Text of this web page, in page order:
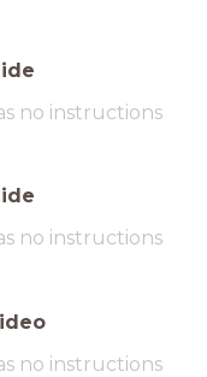
no instructions
no instructions
no instructions